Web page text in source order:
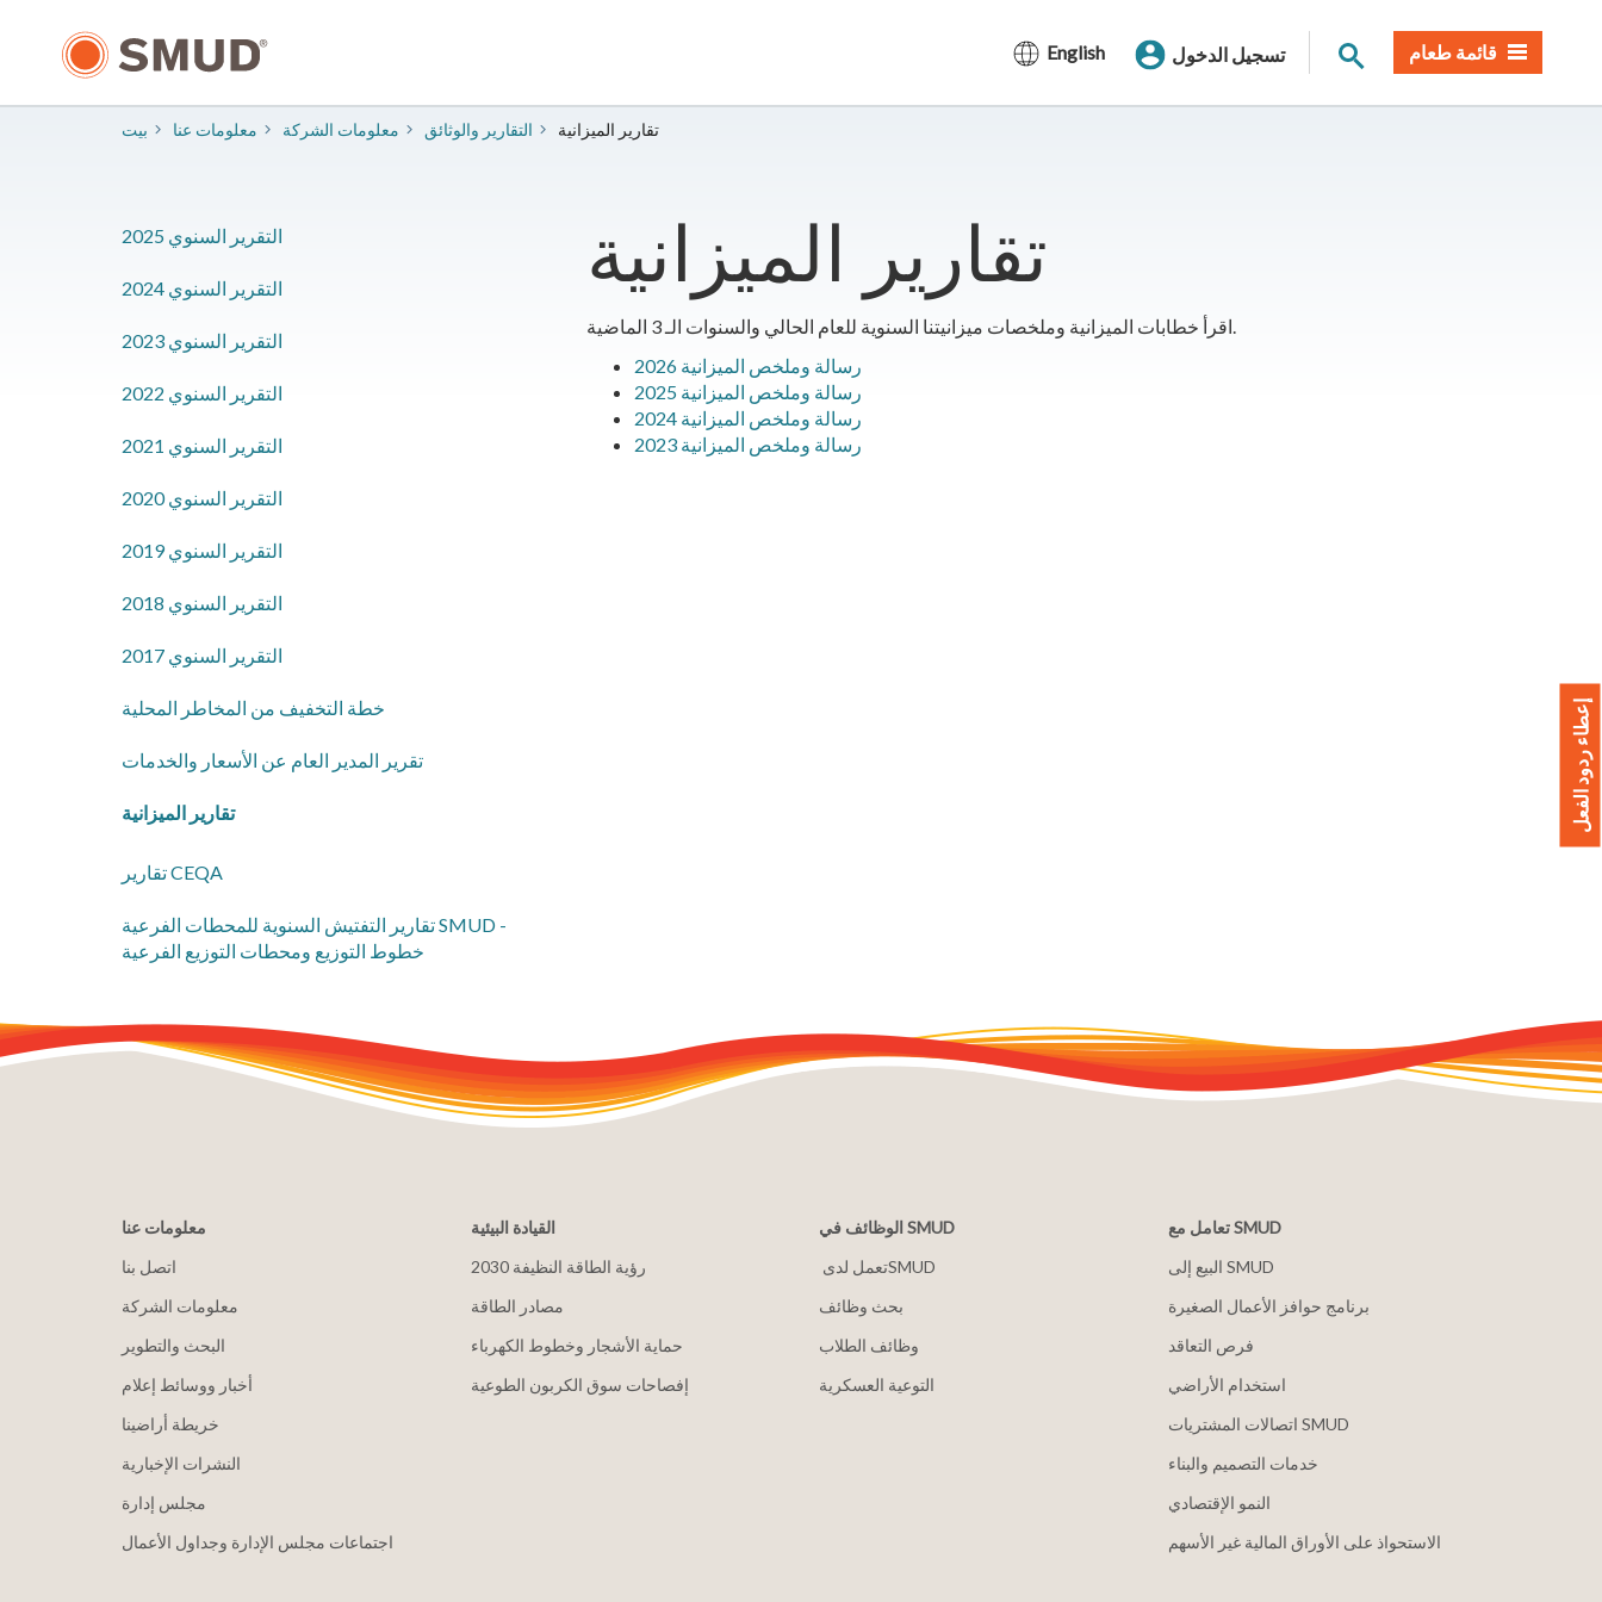
المحتوى
English تسجيل الدخول بحث الموقعقائمة طعام
بيت معلومات عنا معلومات الشركة ​التقارير والوثائق ​تقارير الميزانية
​تقارير الميزانية
اقرأ خطابات الميزانية وملخصات ميزانيتنا السنوية للعام الحالي والسنوات الـ 3 الماضية.
2026 رسالة وملخص الميزانية
2025 رسالة وملخص الميزانية
2023 رسالة وملخص الميزانية
2025 التقرير السنوي
2024 التقرير السنوي
2023 التقرير السنوي
2022 التقرير السنوي
2021 التقرير السنوي
2020 التقرير السنوي
2019 التقرير السنوي
2018 التقرير السنوي
2017 التقرير السنوي
خطة التخفيف من المخاطر المحلية
​تقرير المدير العام عن الأسعار والخدمات
​تقارير الميزانية
​تقارير CEQA
​تقارير التفتيش السنوية للمحطات الفرعية SMUD -
خطوط التوزيع ومحطات التوزيع الفرعية
معلومات عنا
اتصل بنا
معلومات الشركة
البحث والتطوير
أخبار ووسائط إعلام
خريطة أراضينا
النشرات الإخبارية
مجلس إدارة
اجتماعات مجلس الإدارة وجداول الأعمال
القيادة البيئية
2030 رؤية الطاقة النظيفة
مصادر الطاقة
حماية الأشجار وخطوط الكهرباء
إفصاحات سوق الكربون الطوعية
الوظائف في SMUD
بحث وظائف
وظائف الطلاب
التوعية العسكرية
تعامل مع SMUD
البيع إلى SMUD
برنامج حوافز الأعمال الصغيرة
فرص التعاقد
استخدام الأراضي
اتصالات المشتريات SMUD
خدمات التصميم والبناء
النمو الإقتصادي
الاستحواذ على الأوراق المالية غير الأسهم
إعطاء ردود الفعل